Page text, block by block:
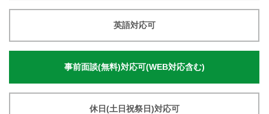
英語対応可
事前面談(無料)対応可(WEB対応含む)
休日(土日祝祭日)対応可